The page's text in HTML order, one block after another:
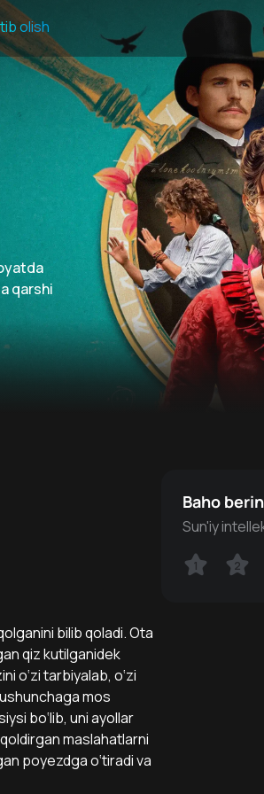
olish
qarshi
bilib qoladi. Ota
qiz kutilganidek
o‘zi tarbiyalab, o‘zi
mos
bo‘lib, uni ayollar
maslahatlarni
poyezdga o‘tiradi va
Baho
Sun'iy
1 2
1 2